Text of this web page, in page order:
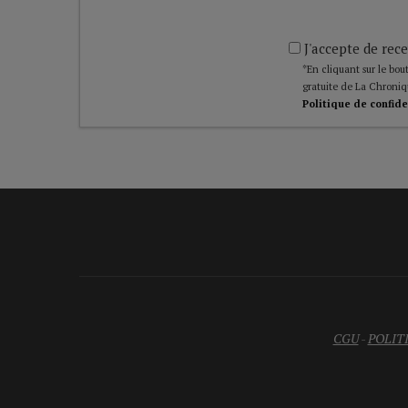
J'accepte de
*En cliquant sur le
gratuite de La
Politique de
CGU-